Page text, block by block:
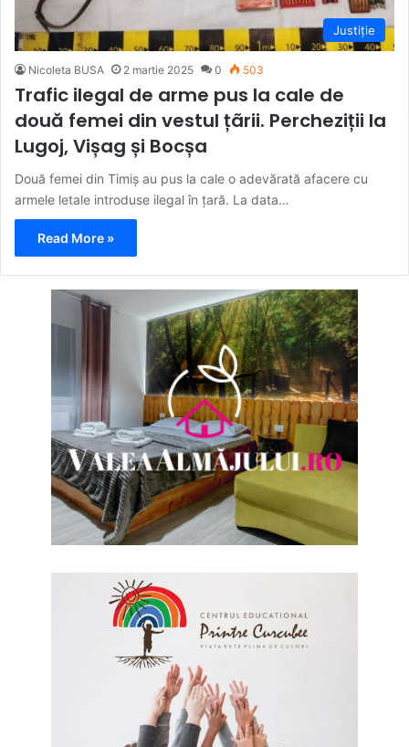
Justiție
Nicoleta BUSA 2 martie 2025 0 503
Trafic ilegal de arme pus la cale de
două femei din vestul țãrii. Percheziții la
Lugoj, Vișag și Bocșa
Două femei din Timiș au pus la cale o adevărată afacere cu
armele letale introduse ilegal în țară. La data…
Read More »